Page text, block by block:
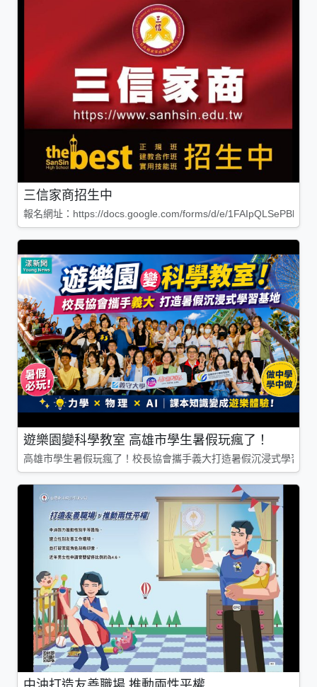
三信家商招生中
報名網址：https://docs.google.com/forms/d/e/
遊樂園變科學教室 高雄市學生暑假玩瘋了！
高雄市學生暑假玩瘋了！校長協會攜手義大打造暑假沉浸式學習基